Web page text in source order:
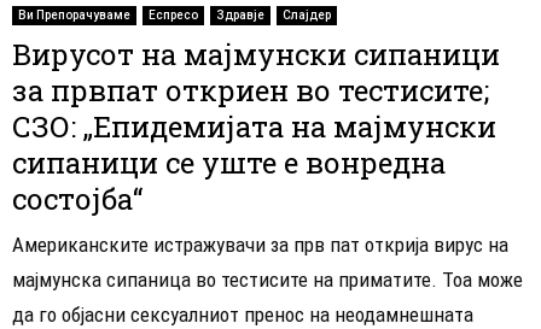
Ви Препорачуваме Еспресо Здравје Слајдер
Вирусот на мајмунски сипаници
за првпат откриен во тестисите;
СЗО: „Епидемијата на мајмунски
сипаници се уште е вонредна
состојба“
Американските истражувачи за прв пат открија вирус на
мајмунска сипаница во тестисите на приматите. Тоа може
да го објасни сексуалниот пренос на неодамнешната